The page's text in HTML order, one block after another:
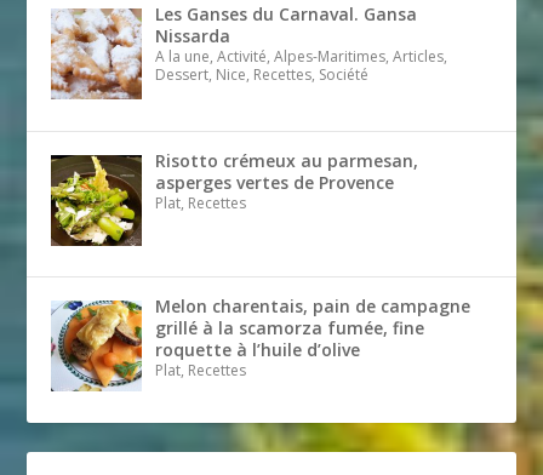
Les Ganses du Carnaval. Gansa
Nissarda
A la une, Activité, Alpes-Maritimes, Articles,
Dessert, Nice, Recettes, Société
Risotto crémeux au parmesan,
asperges vertes de Provence
Plat, Recettes
Melon charentais, pain de campagne
grillé à la scamorza fumée, fine
roquette à l’huile d’olive
Plat, Recettes